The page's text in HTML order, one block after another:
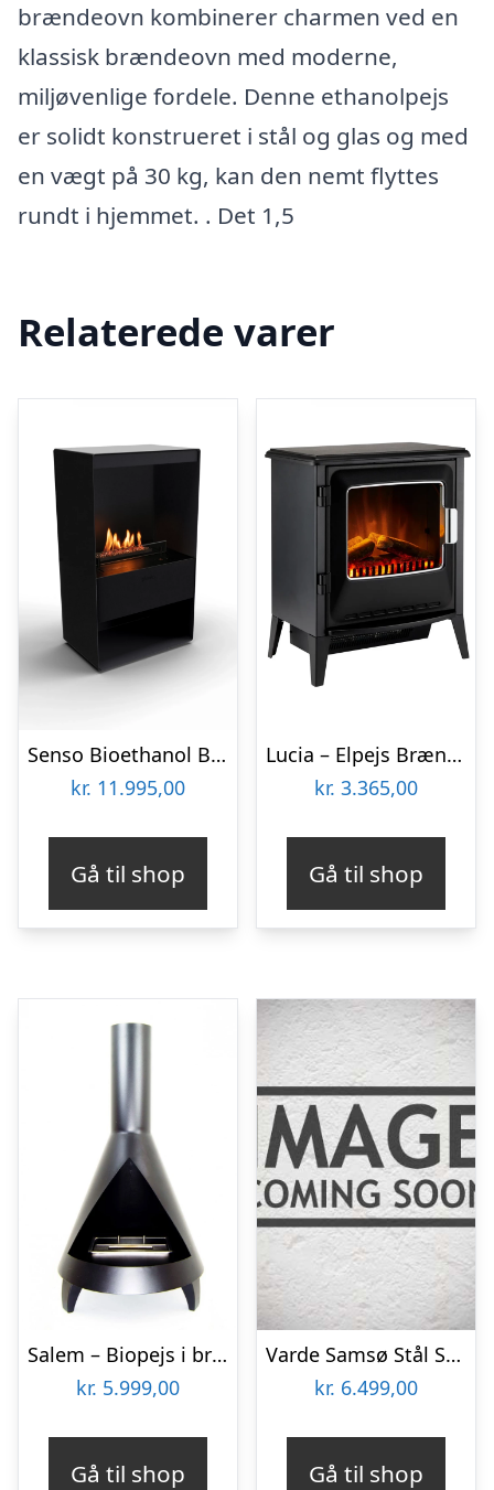
brændeovn kombinerer charmen ved en
klassisk brændeovn med moderne,
miljøvenlige fordele. Denne ethanolpejs
er solidt konstrueret i stål og glas og med
en vægt på 30 kg, kan den nemt flyttes
rundt i hjemmet. . Det 1,5
Relaterede varer
Senso Bioethanol Brændeovn
kr. 11.995,00
Gå til shop
Lucia – Elpejs Brændeovn
kr. 3.365,00
Gå til shop
Salem – Biopejs i brændeovns look
kr. 5.999,00
Gå til shop
Varde Samsø Stål Sort Brændeovn
kr. 6.499,00
Gå til shop